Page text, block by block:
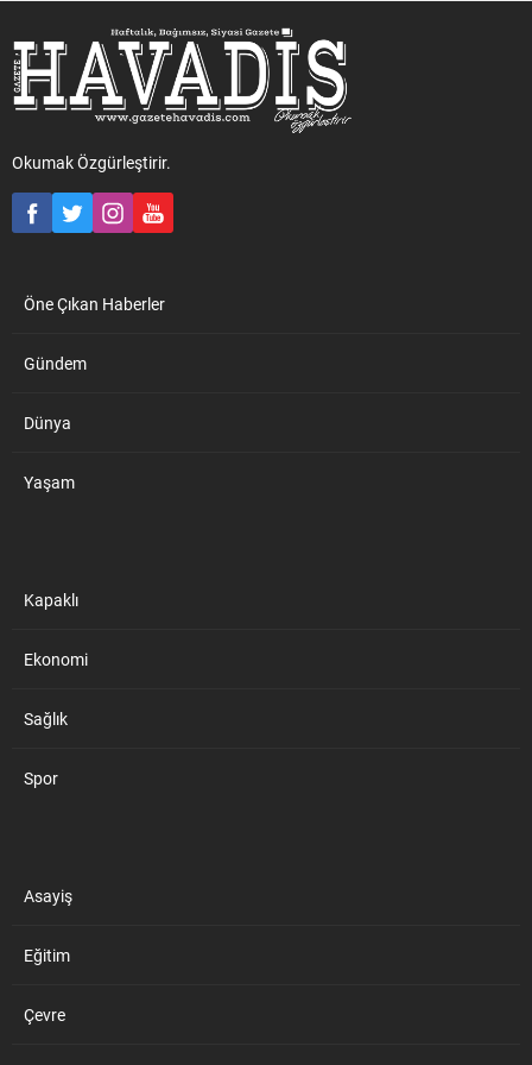
alacağı iddia edildi. Listenin
başında ise CHP Kapaklı İlçe
Başkan Erdinç Yılmaz’ın
olduğu konuşuluyor CHP
eleştiren CHP Kapaklı İlçe
Başkanı Erdinç Yılmaz,
“Kapaklı’yı taksit taksit
sattılar.” dedi Kapaklı
Belediyesi, geçtiğimiz gün
Okumak Özgürleştirir.
Öne Çıkan Haberler
Gündem
Dünya
Yaşam
Kapaklı
Ekonomi
Sağlık
Spor
Asayiş
Eğitim
Çevre